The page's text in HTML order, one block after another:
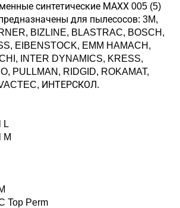
синтетические МАХХ 005 (5)
для пылесосов: 3M,
BIZLINE, BLASTRAC, BOSCH,
EIBENSTOCK, EMM HAMACH,
INTER DYNAMICS, KRESS,
PULLMAN, RIDGID, ROKAMAT,
ИНТЕРСКОЛ.
L
M
Top Perm